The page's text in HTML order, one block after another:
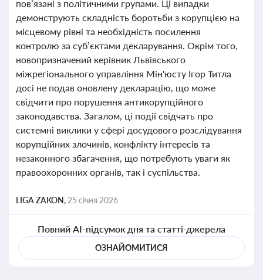
пов’язані з політичними групами. Ці випадки
демонструють складність боротьби з корупцією на
місцевому рівні та необхідність посилення
контролю за суб’єктами декларування. Окрім того,
новопризначений керівник Львівського
міжрегіонального управління Мін'юсту Ігор Титла
досі не подав оновлену декларацію, що може
свідчити про порушення антикорупційного
законодавства. Загалом, ці події свідчать про
системні виклики у сфері досудового розслідування
корупційних злочинів, конфлікту інтересів та
незаконного збагачення, що потребують уваги як
правоохоронних органів, так і суспільства.
LIGA ZAKON, 25 січня 2026
Повний AI-підсумок дня та статті-джерела
ОЗНАЙОМИТИСЯ